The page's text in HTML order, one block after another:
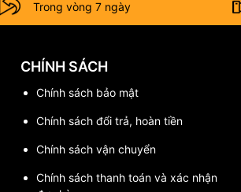
Trong vòng 7 ngày
CHÍNH SÁCH
Chính sách bảo mật
Chính sách đổi trả, hoàn tiền
Chính sách vận chuyển
Chính sách thanh toán và xác nhận